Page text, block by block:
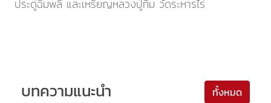
ประดู่ฉิมพลี และเหรียญหลวงปู่ทิม วัดระหารไร่
บทความแนะนำ ทั้งหมด